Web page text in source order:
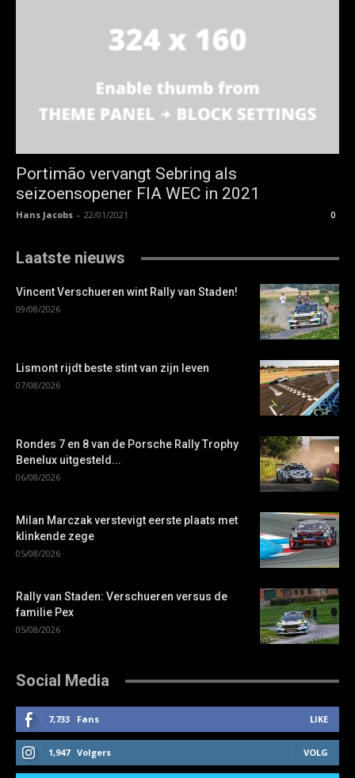
Portimão vervangt Sebring als
seizoensopener FIA WEC in 2021
Hans Jacobs - 22/01/2021 0
Laatste nieuws
Vincent Verschueren wint Rally van Staden!
09/08/2026
Lismont rijdt beste stint van zijn leven
07/08/2026
Rondes 7 en 8 van de Porsche Rally Trophy
Benelux uitgesteld...
06/08/2026
Milan Marczak verstevigt eerste plaats met
klinkende zege
05/08/2026
Rally van Staden: Verschueren versus de
familie Pex
05/08/2026
Social Media
7,733 Fans LIKE
1,947 Volgers VOLG